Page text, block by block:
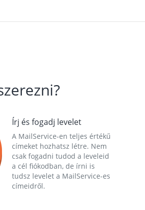
Írj és fogadj levelet
A MailService-en teljes értékű
címeket hozhatsz létre. Nem
csak fogadni tudod a leveleid
a cél fiókodban, de írni is
tudsz levelet a MailService-es
címeidről.